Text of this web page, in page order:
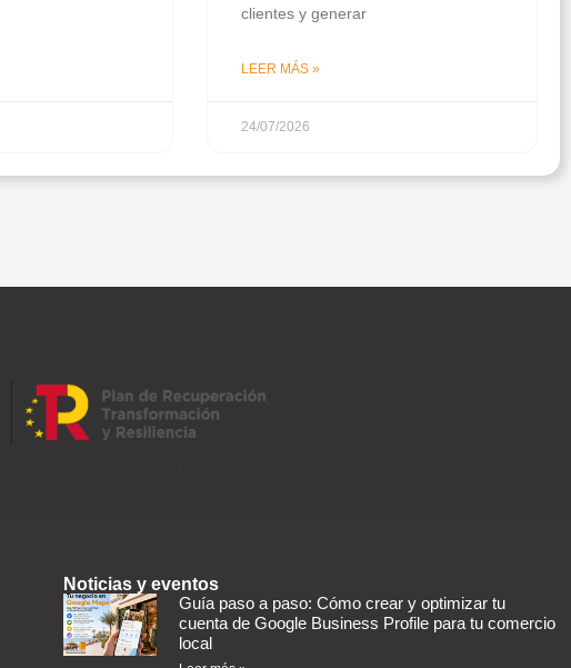
clientes y generar
LEER MÁS »
24/07/2026
Noticias y eventos
Guía paso a paso: Cómo crear y optimizar tu
cuenta de Google Business Profile para tu comercio
local